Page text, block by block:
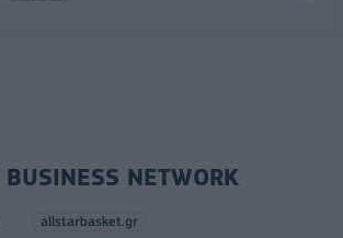
NETWORK
allstarbasket.gr